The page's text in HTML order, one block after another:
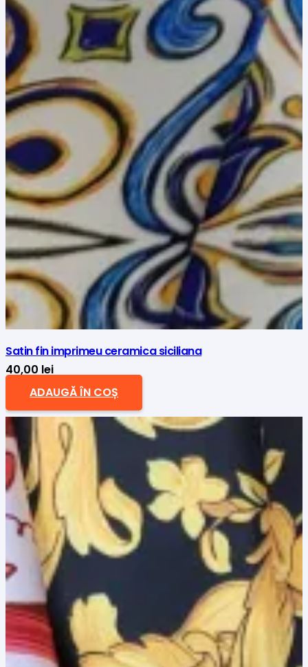
Satin fin imprimeu ceramica siciliana
40,00 lei
ADAUGĂ ÎN COȘ